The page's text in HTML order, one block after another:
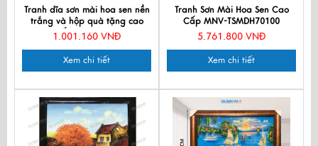
Tranh dĩa sơn mài hoa sen nền
trắng và hộp quà tặng cao
cấp TD25-TBL5
1.001.160 VNĐ
Xem chi tiết
Tranh Sơn Mài Hoa Sen Cao
Cấp MNV-TSMDH70100
5.761.800 VNĐ
Xem chi tiết